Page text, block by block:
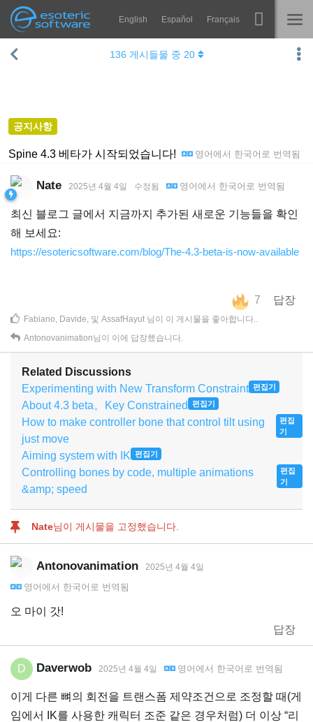
Esoteric Software
Navigation English Español Français
홈
연락처
Spine
구매
공지사항
Spine 4.3 베타가 시작되었습니다! 영어 에서 한국어 로 번역됨
136 게시들물 중 20
Nate 2025년 4월 4일 수정됨 영어 에서 한국어 로 번역됨
최신 블로그 글에서 지금까지 추가된 새로운 기능들을 확인
해 보세요:
https://esotericsoftware.com/blog/The-4.3-beta-is-now-available
7 답장
Fabiano Davide , 및 AssafHayut 님이 이 게시물을 좋아합니다.
Antonovanimation님이 이에 답장했습니다.
Related Discussions
Experimenting with New Transform Constraint 편집기
About 4.3 beta。Key Constrained 편집기
How to make controller bone that control tilt using
just move
편집
기
Aiming system with IK 편집기
Controlling bones by code, multiple animations
&amp; speed
편집
기
Nate님이 게시물을 고정했습니다.
Antonovanimation 2025년 4월 4일
영어 에서 한국어 로 번역됨
오 마이 갓!
답장
D Daverwob 2025년 4월 4일 영어 에서 한국어 로 번역됨
이게 다른 뼈의 회전을 트랜스폼 제약조건으로 조정할 때(게
임에서 IK를 사용한 캐릭터 조준 같은 경우처럼) 더 이상 “리